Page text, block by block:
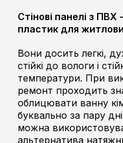
Стінові панелі з
пластик для
Вони досить легкі,
стійкі до вологи і
температури. При
ремонт проходить
облицювати ванну
буквально за пару
можна
альтернатива